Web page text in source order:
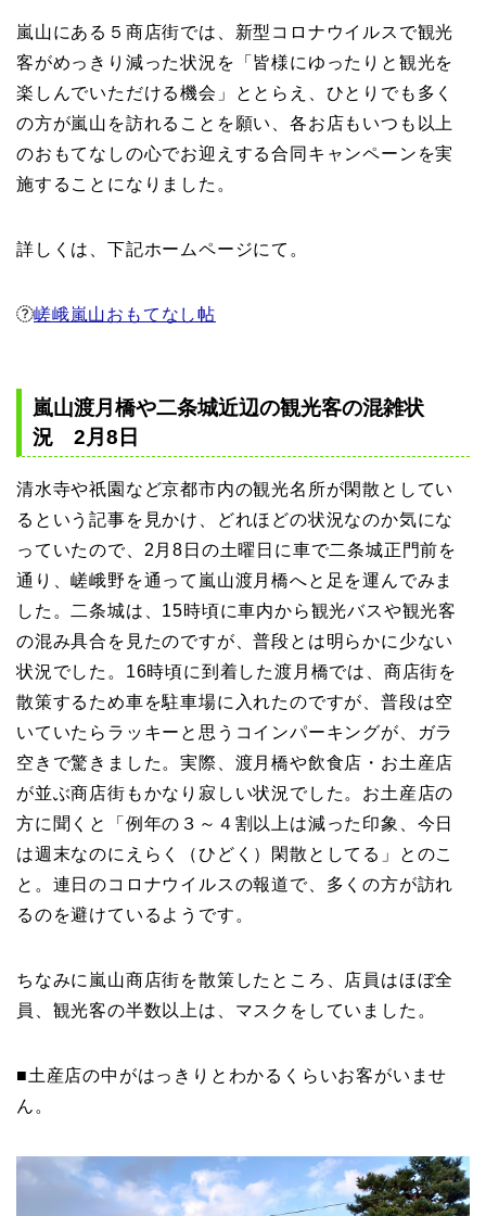
嵐山にある５商店街では、新型コロナウイルスで観光
客がめっきり減った状況を「皆様にゆったりと観光を
楽しんでいただける機会」ととらえ、ひとりでも多く
の方が嵐山を訪れることを願い、各お店もいつも以上
のおもてなしの心でお迎えする合同キャンペーンを実
施することになりました。
詳しくは、下記ホームページにて。
嵯峨嵐山おもてなし帖
嵐山渡月橋や二条城近辺の観光客の混雑状
況 2月8日
清水寺や祇園など京都市内の観光名所が閑散としてい
るという記事を見かけ、どれほどの状況なのか気にな
っていたので、2月8日の土曜日に車で二条城正門前を
通り、嵯峨野を通って嵐山渡月橋へと足を運んでみま
した。二条城は、15時頃に車内から観光バスや観光客
の混み具合を見たのですが、普段とは明らかに少ない
状況でした。16時頃に到着した渡月橋では、商店街を
散策するため車を駐車場に入れたのですが、普段は空
いていたらラッキーと思うコインパーキングが、ガラ
空きで驚きました。実際、渡月橋や飲食店・お土産店
が並ぶ商店街もかなり寂しい状況でした。お土産店の
方に聞くと「例年の３～４割以上は減った印象、今日
は週末なのにえらく（ひどく）閑散としてる」とのこ
と。連日のコロナウイルスの報道で、多くの方が訪れ
るのを避けているようです。
ちなみに嵐山商店街を散策したところ、店員はほぼ全
員、観光客の半数以上は、マスクをしていました。
■土産店の中がはっきりとわかるくらいお客がいませ
ん。